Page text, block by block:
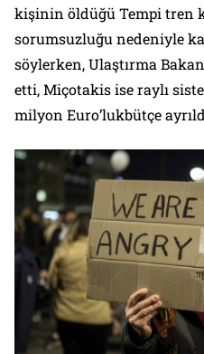
kişinin öldüğü Tempi tren
sorumsuzluğu nedeniyle
söylerken, Ulaştırma
etti, Miçotakis ise raylı
milyon Euro’lukbütçe